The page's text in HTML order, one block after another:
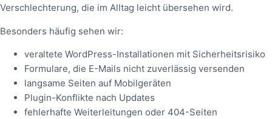
Verschlechterung, die im Alltag leicht übersehen wird.
Besonders häufig sehen wir:
veraltete WordPress-Installationen mit Sicherheitsrisiko
Formulare, die E-Mails nicht zuverlässig versenden
langsame Seiten auf Mobilgeräten
Plugin-Konflikte nach Updates
fehlerhafte Weiterleitungen oder 404-Seiten